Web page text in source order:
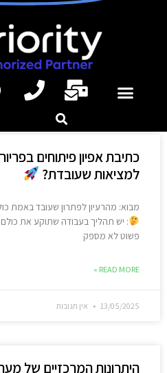
כתיבת אפיון פיתוחים
למציאות שעובדת?
מבוא: מהרעיון לפתרון שעובד באמת
: יש תהליך בעבודה שתוקע את
פשוט לא מספק
READ MORE »
13/05/2025 אין תגובות
היתרונות המרכזיים של